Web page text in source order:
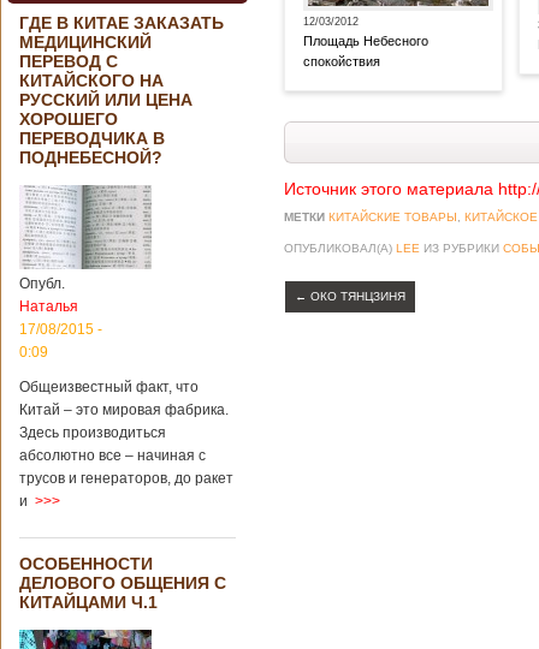
ГДЕ В КИТАЕ ЗАКАЗАТЬ
МЕДИЦИНСКИЙ
ПЕРЕВОД С
КИТАЙСКОГО НА
РУССКИЙ ИЛИ ЦЕНА
ХОРОШЕГО
ПЕРЕВОДЧИКА В
ПОДНЕБЕСНОЙ?
Опубл.
Наталья
17/08/2015 -
0:09
Общеизвестный факт, что
Китай – это мировая фабрика.
Здесь производиться
абсолютно все – начиная с
трусов и генераторов, до ракет
и >>>
ОСОБЕННОСТИ
ДЕЛОВОГО ОБЩЕНИЯ С
КИТАЙЦАМИ Ч.1
12/03/2012
Площадь Небесного
спокойствия
Источник этого материала
МЕТКИ КИТАЙСКИЕ ТОВАРЫ
ОПУБЛИКОВАЛ(А) LEE ИЗ РУБРИКИ
← ОКО ТЯНЦЗИНЯ